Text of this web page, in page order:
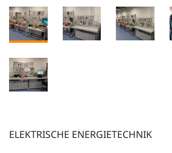
ELEKTRISCHE ENERGIETECHNIK